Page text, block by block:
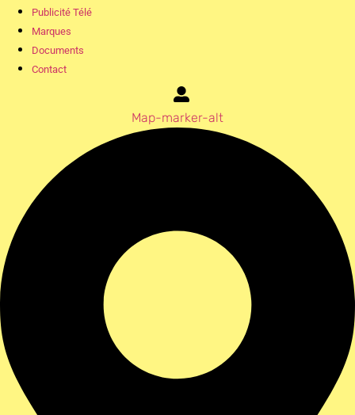
Publicité Télé
Marques
Documents
Contact
Map-marker-alt